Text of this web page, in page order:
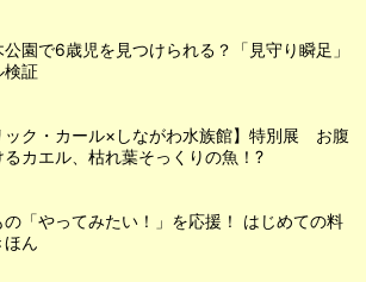
園で6歳児を見つけられる？「見守り瞬足」
検証
ック・カール×しながわ水族館】特別展 お腹
るカエル、枯れ葉そっくりの魚！?
の「やってみたい！」を応援！ はじめての料
ほん